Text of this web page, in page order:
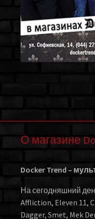
О магазине
Docker Trend –
На сегодняшний
Affliction, Eleven 11,
Dagger, Smet, Mek